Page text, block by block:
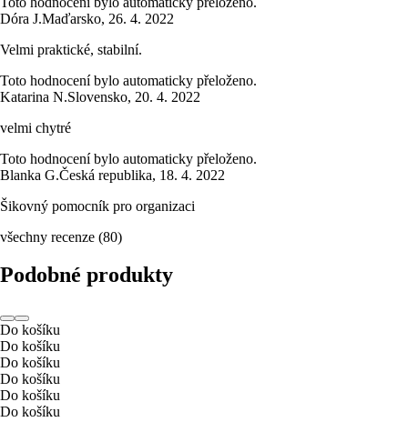
Dóra J.Maďarsko, 26. 4. 2022
Velmi praktické, stabilní.
Toto hodnocení bylo automaticky přeloženo.
Katarina N.Slovensko, 20. 4. 2022
velmi chytré
Toto hodnocení bylo automaticky přeloženo.
Blanka G.Česká republika, 18. 4. 2022
Šikovný pomocník pro organizaci
všechny recenze (80)
Podobné produkty
Do košíku
Do košíku
Do košíku
Do košíku
Do košíku
Do košíku